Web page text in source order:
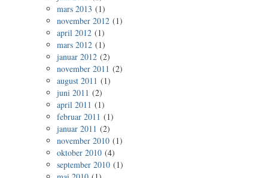
mars 2013 (1)
november 2012 (1)
april 2012 (1)
mars 2012 (1)
januar 2012 (2)
november 2011 (2)
august 2011 (1)
juni 2011 (2)
april 2011 (1)
februar 2011 (1)
januar 2011 (2)
november 2010 (1)
oktober 2010 (4)
september 2010 (1)